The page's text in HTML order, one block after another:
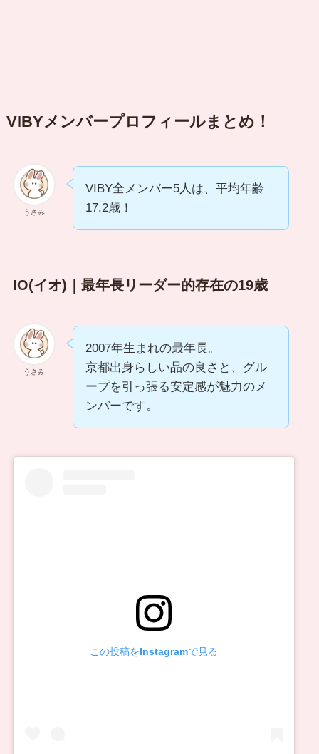
VIBYメンバープロフィールまとめ！
うさみ
VIBY全メンバー5人は、平均年齢
17.2歳！
IO(イオ)｜最年長リーダー的存在の19歳
うさみ
2007年生まれの最年長。
京都出身らしい品の良さと、グル
ープを引っ張る安定感が魅力のメ
ンバーです。
この投稿をInstagramで見る